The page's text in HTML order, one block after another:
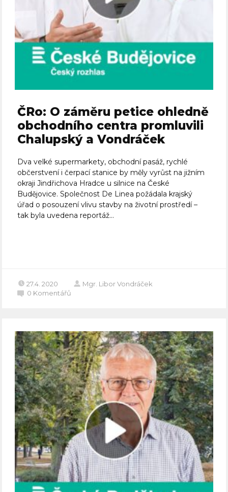
ČRo: O záměru petice ohledně
obchodního centra promluvili
Chalupský a Vondráček
Dva velké supermarkety, obchodní pasáž, rychlé
občerstvení i čerpací stanice by měly vyrůst na jižním
okraji Jindřichova Hradce u silnice na České
Budějovice. Společnost De Linea požádala krajský
úřad o posouzení vlivu stavby na životní prostředí –
tak byla uvedena reportáž...
27.4. 2020
Mgr. Libor Vondráček
0 Komentářů